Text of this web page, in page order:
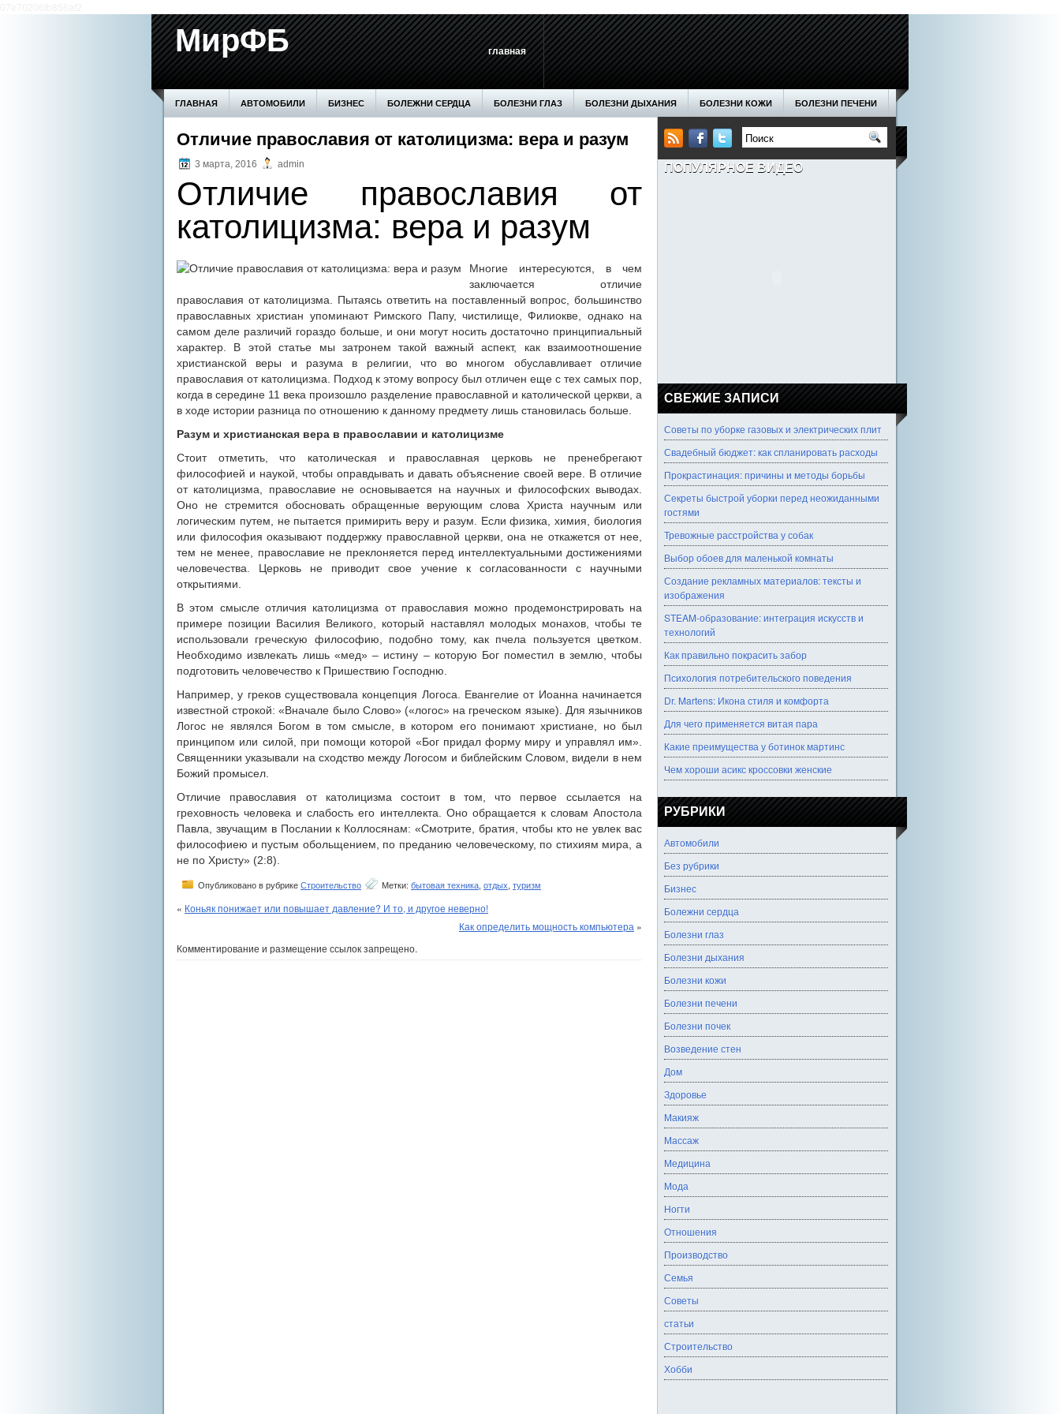
МирФБ главная
ГЛАВНАЯ АВТОМОБИЛИ БИЗНЕС БОЛЕЖНИ СЕРДЦА БОЛЕЗНИ ГЛАЗ БОЛЕЗНИ ДЫХАНИЯ БОЛЕЗНИ КОЖИ БОЛЕЗНИ ПЕЧЕНИ
БОЛЕЗНИ ПОЧЕК ВОЗВЕДЕНИЕ СТЕН ДОМ ЗДОРОВЬЕ МАКИЯЖ МАССАЖ МЕДИЦИНА МОДА НОГТИ
ПРОИЗВОДСТВО СЕМЬЯ
Отличие православия от католицизма: вера и разум
3 марта, 2016 admin
Отличие православия от
католицизма: вера и разум
Многие интересуются, в чем
заключается отличие
православия от католицизма. Пытаясь ответить на поставленный вопрос, большинство
православных христиан упоминают Римского Папу, чистилище, Филиокве, однако на
самом деле различий гораздо больше, и они могутносить достаточно принципиальный
характер. В этой статье мы затронем такой важный аспект, как взаимоотношение
христианской веры и разума в религии, что во многом обуславливает отличие
православия от католицизма. Подход к этому вопросу был отличен еще с тех самых пор,
когда в середине 11 века произошло разделение православной и католической церкви, а
в ходе истории разница по отношению к данному предмету лишь становилась больше.
Разум и христианская вера в православии и католицизме
Стоит отметить, что католическая и православная церковь не пренебрегают
философией и наукой, чтобы оправдывать и давать объяснение своей вере. В отличие
от католицизма, православие не основывается на научных и философских выводах.
Оно не стремится обосновать обращенные верующим слова Христа научным или
логическим путем, не пытается примирить веру и разум. Если физика, химия, биология
или философия оказывают поддержку православной церкви, она не откажется от нее,
тем не менее, православие не преклоняется перед интеллектуальными достижениями
человечества. Церковь не приводит свое учение к согласованности с научными
открытиями.
В этом смысле отличия католицизма от православия можно продемонстрировать на
примере позиции Василия Великого, который наставлял молодых монахов, чтобы те
использовали греческую философию, подобно тому, как пчела пользуется цветком.
Необходимо извлекать лишь «мед» – истину – которую Бог поместил в землю, чтобы
подготовить человечество к Пришествию Господню.
Например, у греков существовала концепция Логоса. Евангелие от Иоанна начинается
известной строкой: «Вначале было Слово» («логос» на греческом языке). Для язычников
Логос не являлся Богом в том смысле, в котором его понимают христиане, но был
принципом или силой, при помощи которой «Бог придал форму миру и управлял им».
Священники указывали на сходство между Логосом и библейским Словом, видели в нем
Божий промысел.
Отличие православия от католицизма состоит в том, что первое ссылается на
греховность человека и слабость его интеллекта. Оно обращается к словам Апостола
Павла, звучащим в Послании к Коллосянам: «Смотрите, братия, чтобы кто не увлек вас
философиею и пустым обольщением, по преданию человеческому, по стихиям мира, а
не по Христу» (2:8).
Опубликовано в рубрике Строительство Метки: бытовая техника отдых туризм
« Коньяк понижает или повышает давление? И то, и другое неверно!
Как определить мощность компьютера »
Комментирование и размещение ссылок запрещено.
ПОПУЛЯРНОЕ ВИДЕО
СВЕЖИЕ ЗАПИСИ
Советы по уборке газовых и электрических плит
Свадебный бюджет: как спланировать расходы
Прокрастинация: причины и методы борьбы
Секреты быстрой уборки перед неожиданными
гостями
Тревожные расстройства у собак
Выбор обоев для маленькой комнаты
Создание рекламных материалов: тексты и
изображения
STEAM-образование: интеграция искусств и
технологий
Как правильно покрасить забор
Психология потребительского поведения
Dr. Martens: Икона стиля и комфорта
Для чего применяется витая пара
Какие преимущества у ботинок мартинс
Чем хороши асикс кроссовки женские
РУБРИКИ
Автомобили
Без рубрики
Бизнес
Болежни сердца
Болезни глаз
Болезни дыхания
Болезни кожи
Болезни печени
Болезни почек
Возведение стен
Дом
Здоровье
Макияж
Массаж
Медицина
Мода
Ногти
Отношения
Производство
Семья
Советы
статьи
Строительство
Хобби